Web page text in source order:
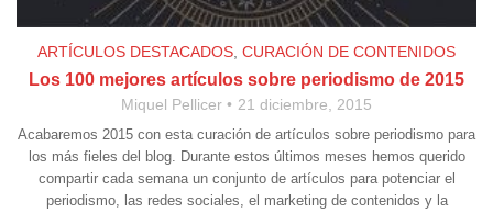
ARTÍCULOS DESTACADOS CURACIÓN DE CONTENIDOS
Los 100 mejores artículos sobre periodismo de 2015
Miquel Pellicer 21 diciembre, 2015
Acabaremos 2015 con esta curación de artículos sobre periodismo para
los más fieles del blog. Durante estos últimos meses hemos querido
compartir cada semana un conjunto de artículos para potenciar el
periodismo, las redes sociales, el marketing de contenidos y la